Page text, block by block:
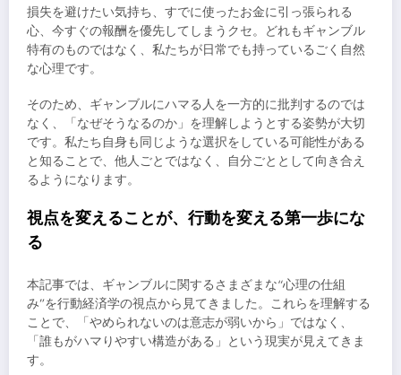
損失を避けたい気持ち、すでに使ったお金に引っ張られる
心、今すぐの報酬を優先してしまうクセ。どれもギャンブル
特有のものではなく、私たちが日常でも持っているごく自然
な心理です。
そのため、ギャンブルにハマる人を一方的に批判するのでは
なく、「なぜそうなるのか」を理解しようとする姿勢が大切
です。私たち自身も同じような選択をしている可能性がある
と知ることで、他人ごとではなく、自分ごととして向き合え
るようになります。
視点を変えることが、行動を変える第一歩にな
る
本記事では、ギャンブルに関するさまざまな“心理の仕組
み”を行動経済学の視点から見てきました。これらを理解する
ことで、「やめられないのは意志が弱いから」ではなく、
「誰もがハマりやすい構造がある」という現実が見えてきま
す。